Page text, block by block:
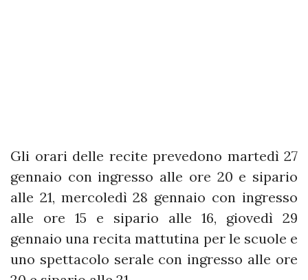
Gli orari delle recite prevedono martedì 27
gennaio con ingresso alle ore 20 e sipario
alle 21, mercoledì 28 gennaio con ingresso
alle ore 15 e sipario alle 16, giovedì 29
gennaio una recita mattutina per le scuole e
uno spettacolo serale con ingresso alle ore